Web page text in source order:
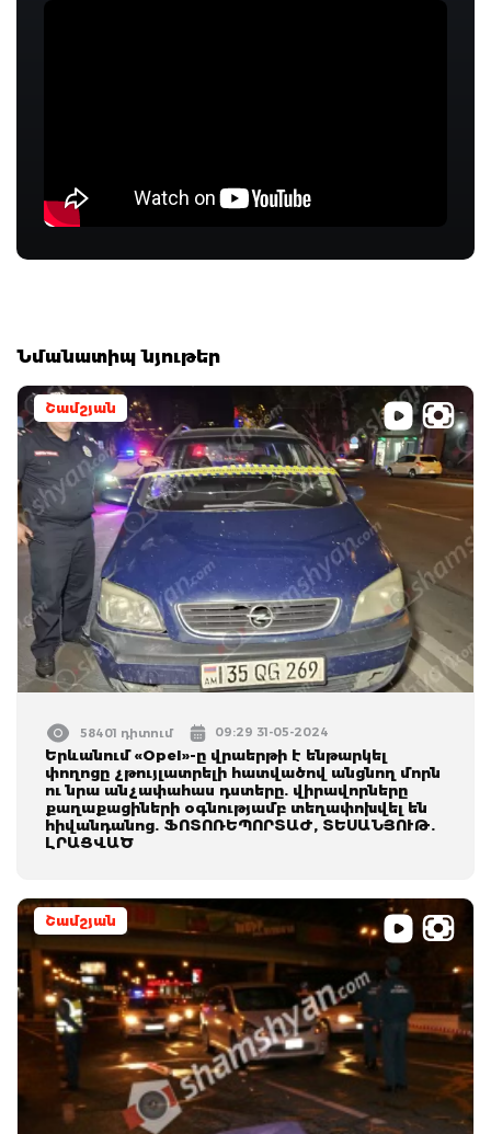
Նմանատիպ նյութեր
Շամշյան
58401 դիտում 09:29 31-05-2024
Երևանում «Opel»-ը վրաերթի է ենթարկել
փողոցը չթույլատրելի հատվածով անցնող մորն
ու նրա անչափահաս դստերը. վիրավորները
քաղաքացիների օգնությամբ տեղափոխվել են
հիվանդանոց. ՖՈՏՈՌԵՊՈՐՏԱԺ, ՏԵՍԱՆՅՈՒԹ.
ԼՐԱՑՎԱԾ
Շամշյան